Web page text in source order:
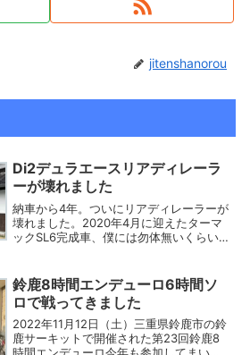
jitenshanorou
Di2デュラエースリアディレーラ
ーが壊れました
納車から4年。ついにリアディレーラーが
壊れました。2020年4月に迎えたターマ
ックSL6完成車、僕には勿体無いくらい
と、その時は考えもしませんでした。そ
んなリアディレーラー...
鈴鹿8時間エンデューロ6時間ソ
ロで戦ってきました
2022年11月12日（土）三重県鈴鹿市の鈴
鹿サーキットで開催された第23回鈴鹿8